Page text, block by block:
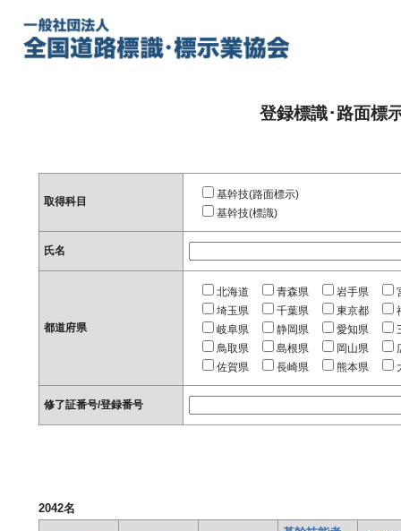
登録標識･路面標
取得科目
基幹技(路面標示)
基幹技(標識)
氏名
都道府県
北海道 青森県 岩手県
埼玉県
千葉県 東京都
岐阜県
静岡県 愛知県
鳥取県
島根県 岡山県
佐賀県
長崎県 熊本県
修了証番号/登録番号
2042名